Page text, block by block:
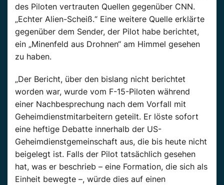
des Piloten vertrauten Quellen gegenüber CNN.
„Echter Alien-Scheiß.“ Eine weitere Quelle erklärte
gegenüber dem Sender, der Pilot habe berichtet,
ein „Minenfeld aus Drohnen“ am Himmel gesehen
zu haben.
„Der Bericht, über den bislang nicht berichtet
worden war, wurde vom F-15-Piloten während
einer Nachbesprechung nach dem Vorfall mit
Geheimdienstmitarbeitern geteilt. Er löste sofort
eine heftige Debatte innerhalb der US-
Geheimdienstgemeinschaft aus, die bis heute nicht
beigelegt ist. Falls der Pilot tatsächlich gesehen
hat, was er beschrieb – eine Formation, die sich als
Einheit bewegte –, würde dies auf einen